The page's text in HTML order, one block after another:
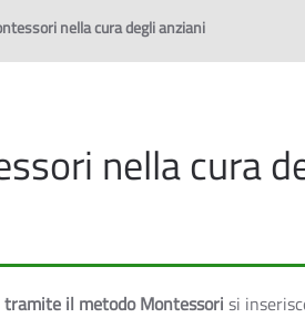
nella cura degli anziani
nella cura
il metodo Montessori si